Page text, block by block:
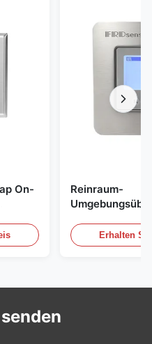
On-
Reinraum-
20mA/RS485
Erhalten